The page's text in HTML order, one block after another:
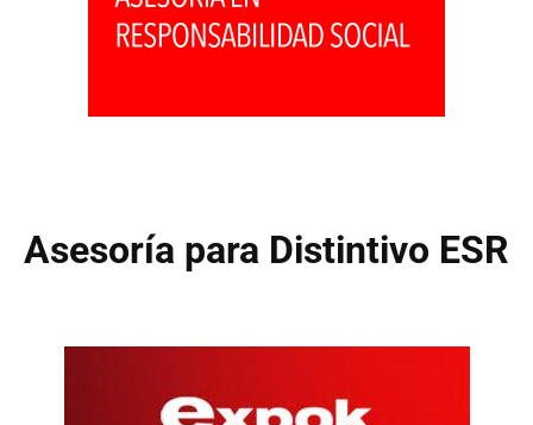
Asesoría para Distintivo ESR